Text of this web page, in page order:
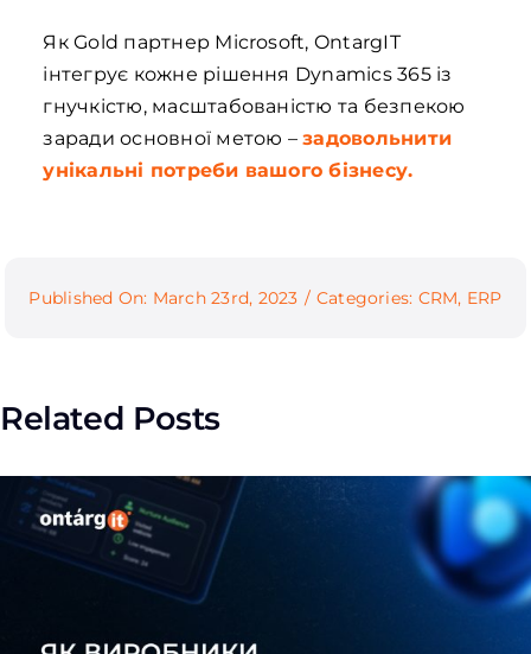
Як Gold партнер Microsoft, OntargIT
інтегрує кожне рішення Dynamics 365 із
гнучкістю, масштабованістю та безпекою
заради основної метою –задовольнити
унікальні потреби вашого бізнесу.
Published On: March 23rd, 2023 / Categories: CRM, ERP
Related Posts